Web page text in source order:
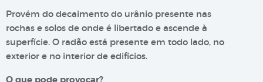
Provém do decaimento do urânio presente nas
rochas e solos de onde é libertado e ascende à
superfície. O radão está presente em todo lado, no
exterior e no interior de edifícios.
O que pode provocar?